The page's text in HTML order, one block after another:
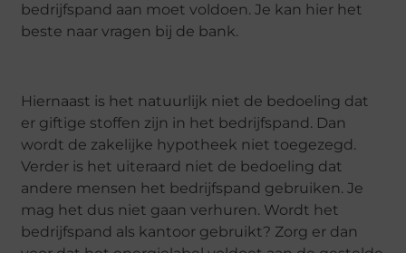
bedrijfspand aan moet voldoen. Je kan hier het
beste naar vragen bij de bank.
Hiernaast is het natuurlijk niet de bedoeling dat
er giftige stoffen zijn in het bedrijfspand. Dan
wordt de zakelijke hypotheek niet toegezegd.
Verder is het uiteraard niet de bedoeling dat
andere mensen het bedrijfspand gebruiken. Je
mag het dus niet gaan verhuren. Wordt het
bedrijfspand als kantoor gebruikt? Zorg er dan